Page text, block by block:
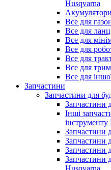
Husqvarna
Акумулятори
Все для
Все для
Все для
Все для
Все для
Все для
Все для
Запчастини
Запчастини для
Запчастини
Інші
інструменту
Запчастини
Запчастини
Запчастини
Запчастини
Husqvarna